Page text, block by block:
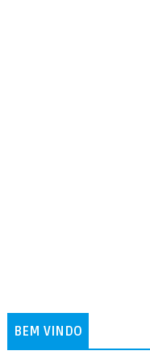
BEM VINDO